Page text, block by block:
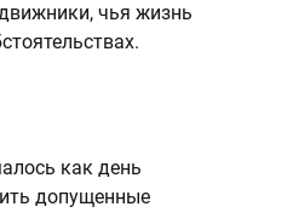
чья жизнь
как день
допущенные